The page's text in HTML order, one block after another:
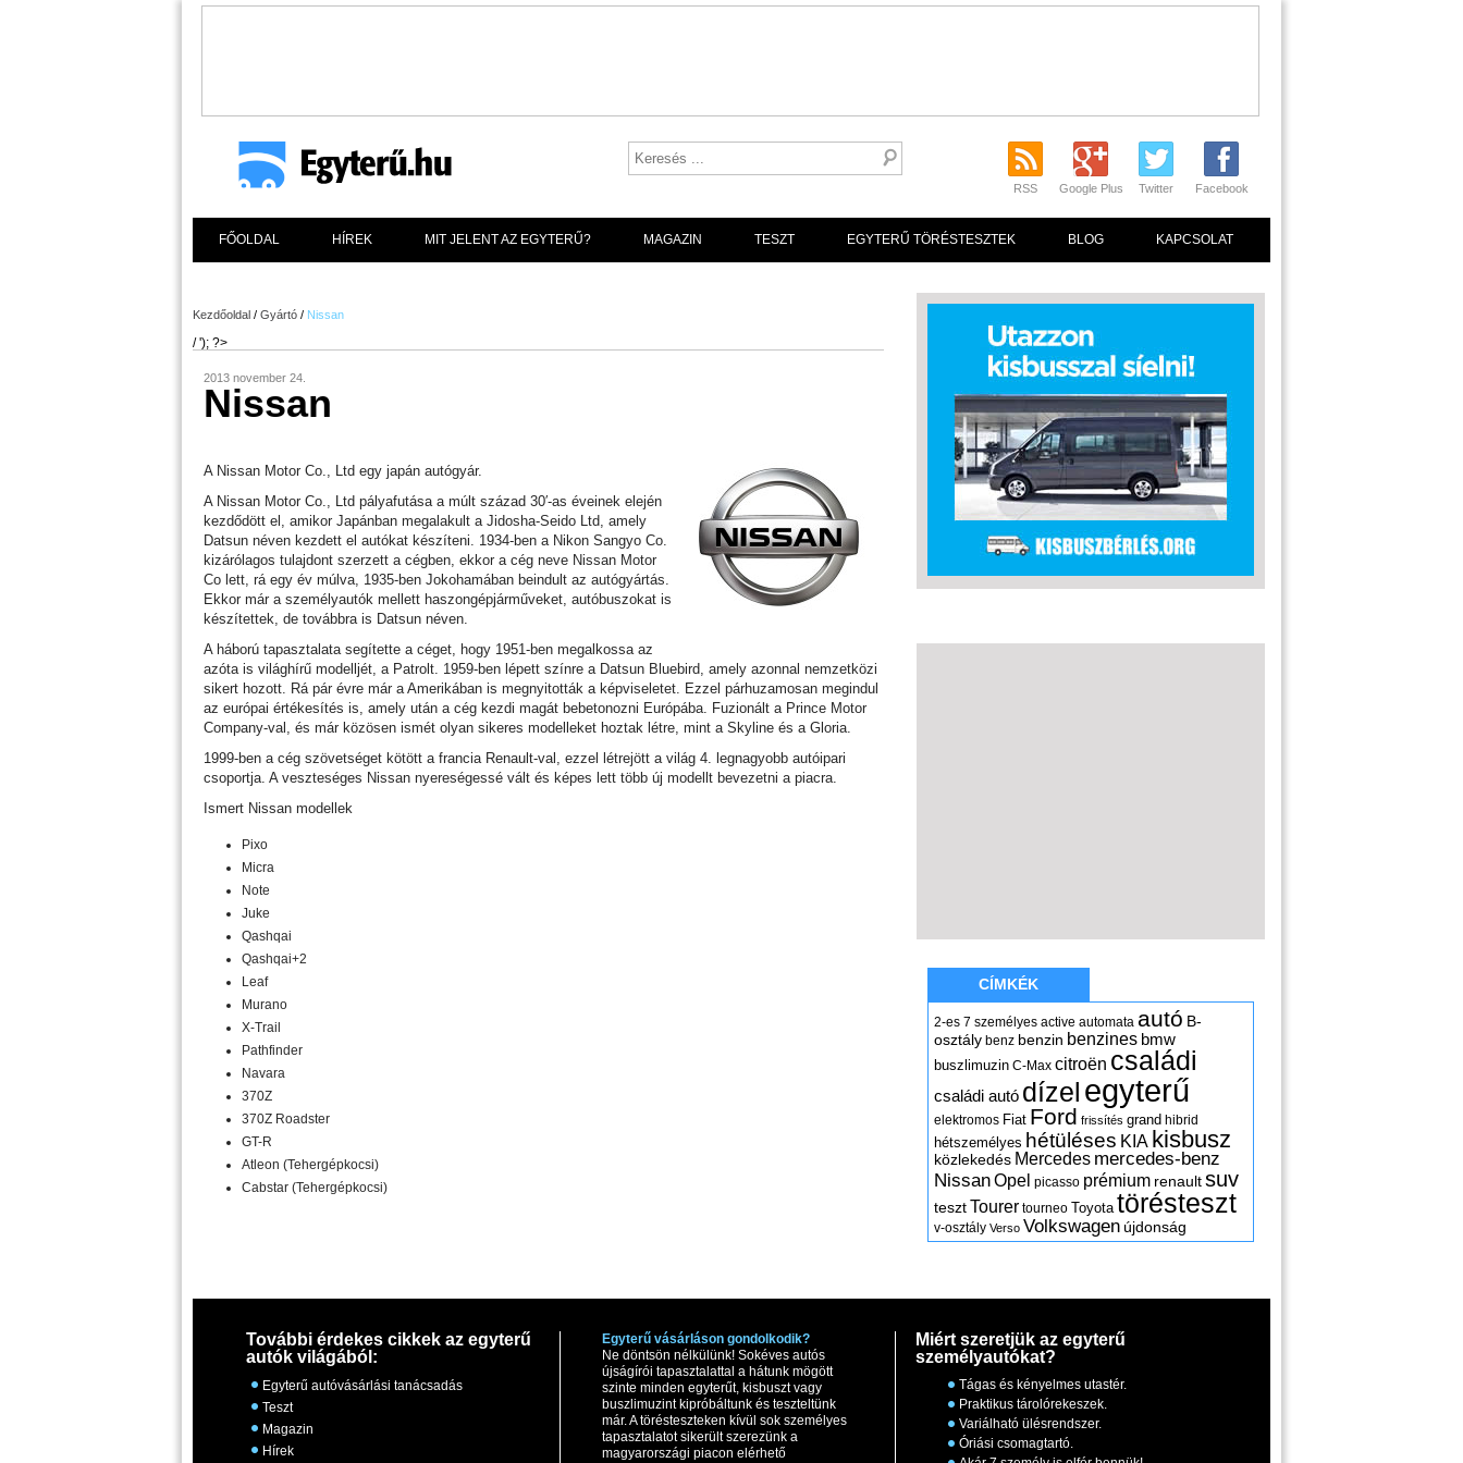
RSS Google Plus Twitter Facebook
FŐOLDAL HÍREK MIT JELENT AZ EGYTERŰ? MAGAZIN TESZT EGYTERŰ TÖRÉSTESZTEK BLOG KAPCSOLAT
Kezdőoldal / Gyártó / Nissan
/ '); ?>
2013 november 24.
Nissan
A Nissan Motor Co., Ltd egy japán autógyár.
A Nissan Motor Co., Ltd pályafutása a múlt század 30′-as éveinek elején
kezdődött el, amikor Japánban megalakult a Jidosha-Seido Ltd, amely
Datsun néven kezdett el autókat készíteni. 1934-ben a Nikon Sangyo Co.
kizárólagos tulajdont szerzett a cégben, ekkor a cég neve Nissan Motor
Co lett, rá egy év múlva, 1935-ben Jokohamában beindult az autógyártás.
Ekkor már a személyautók mellett haszongépjárműveket, autóbuszokat is
készítettek, de továbbra is Datsun néven.
A háború tapasztalata segítette a céget, hogy 1951-ben megalkossa az
azóta is világhírű modelljét, a Patrolt. 1959-ben lépett színre a Datsun Bluebird, amely azonnal nemzetközi
sikert hozott. Rá pár évre már a Amerikában is megnyitották a képviseletet. Ezzel párhuzamosan megindul
az európai értékesítés is, amely után a cég kezdi magát bebetonozni Európába. Fuzionált a Prince Motor
Company-val, és már közösen ismét olyan sikeres modelleket hoztak létre, mint a Skyline és a Gloria.
1999-ben a cég szövetséget kötött a francia Renault-val, ezzel létrejött a világ 4. legnagyobb autóipari
csoportja. A veszteséges Nissan nyereségessé vált és képes lett több új modellt bevezetni a piacra.
Ismert Nissan modellek
Pixo
Micra
Note
Juke
Qashqai
Qashqai+2
Leaf
Murano
X-Trail
Pathfinder
Navara
370Z
370Z Roadster
GT-R
Atleon (Tehergépkocsi)
Cabstar (Tehergépkocsi)
CÍMKÉK
2-es 7 személyes active automata autó B-
osztály benz benzin benzines bmw
buszlimuzin C-Max citroën családi
családi autó dízel egyterű
elektromos Fiat Ford frissítés grand hibrid
hétszemélyes hétüléses KIA kisbusz
közlekedés Mercedes mercedes-benz
NissanOpel picasso prémium renaultsuv
tesztTourer tourneo Toyota törésteszt
v-osztály Verso Volkswagen újdonság
További érdekes cikkek az egyterű
autók világából:
Egyterű autóvásárlási tanácsadás
Teszt
Magazin
Hírek
Egyterű vásárláson gondolkodik?
Ne döntsön nélkülünk! Sokéves autós
újságírói tapasztalattal a hátunk mögött
szinte minden egyterűt, kisbuszt vagy
buszlimuzint kipróbáltunk és teszteltünk
már. A törésteszteken kívül sok személyes
tapasztalatot sikerült szerezünk a
magyarországi piacon elérhető
Miért szeretjük az egyterű
személyautókat?
Tágas és kényelmes utastér.
Praktikus tárolórekeszek.
Variálható ülésrendszer.
Óriási csomagtartó.